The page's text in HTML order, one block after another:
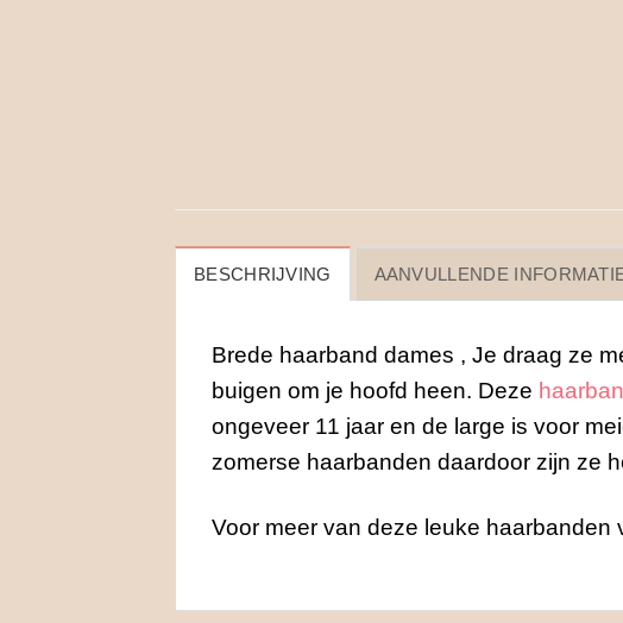
BESCHRIJVING AANVULLENDE
Brede haarband dames , Je draag ze
buigen om je hoofd heen. Deze
ongeveer 11 jaar en de large is voor
zomerse haarbanden daardoor zijn ze
Voor meer van deze leuke haarbanden